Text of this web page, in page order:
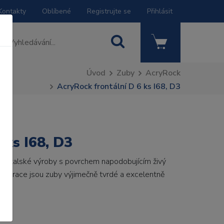
Oblíbené Registrujte se Přihlásit
Úvod Zuby
AcryRock
AcryRock frontální D 6 ks I68, D3
I68, D3
italské výroby s povrchem napodobujícím živý
jsou zuby výjimečně tvrdé a excelentně